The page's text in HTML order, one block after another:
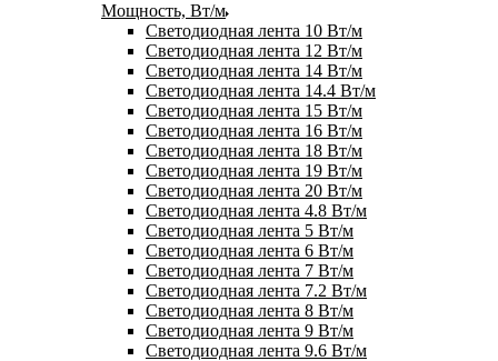
Мощность, Вт/м
Светодиодная лента 10 Вт/м
Светодиодная лента 12 Вт/м
Светодиодная лента 14 Вт/м
Светодиодная лента 14.4 Вт/м
Светодиодная лента 15 Вт/м
Светодиодная лента 16 Вт/м
Светодиодная лента 18 Вт/м
Светодиодная лента 19 Вт/м
Светодиодная лента 20 Вт/м
Светодиодная лента 4.8 Вт/м
Светодиодная лента 5 Вт/м
Светодиодная лента 6 Вт/м
Светодиодная лента 7 Вт/м
Светодиодная лента 7.2 Вт/м
Светодиодная лента 8 Вт/м
Светодиодная лента 9 Вт/м
Светодиодная лента 9.6 Вт/м